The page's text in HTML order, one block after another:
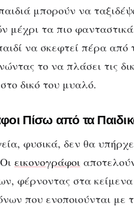
μπορούν να
μέχρι τα πιο
να σκεφτεί πέρα από
το να πλάσει τις
δικό του μυαλό.
Πίσω από τα
φυσικά, δεν θα
εικονογράφοι
φέρνοντας στα
που ενοποιούνται